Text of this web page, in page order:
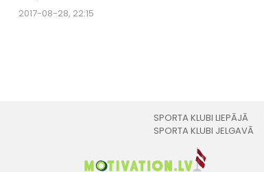
2017-08-28, 22:15
SPORTA KLUBI LIEPĀJĀ
SPORTA KLUBI JELGAVĀ